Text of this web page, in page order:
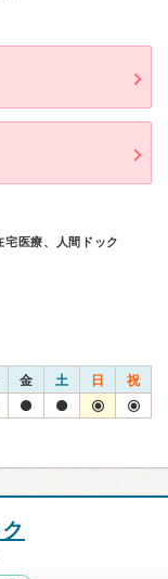
医療、人間ドック
金 土 日 祝